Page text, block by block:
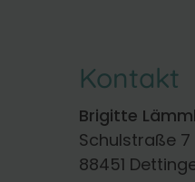
Kontakt
Brigitte
Schulstraße 7
88451